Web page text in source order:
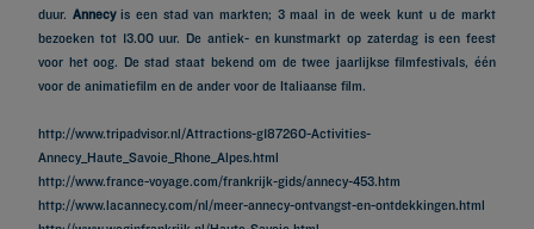
duur. Annecyis een stad van markten; 3 maal in de week kunt u de markt
bezoeken tot 13.00 uur. De antiek- en kunstmarkt op zaterdag is een feest
voor het oog. De stad staat bekend om de twee jaarlijkse filmfestivals, één
voor de animatiefilm en de ander voor de Italiaanse film.
http://www.tripadvisor.nl/Attractions-g187260-Activities-
Annecy_Haute_Savoie_Rhone_Alpes.html
http://www.france-voyage.com/frankrijk-gids/annecy-453.htm
http://www.lacannecy.com/nl/meer-annecy-ontvangst-en-ontdekkingen.html